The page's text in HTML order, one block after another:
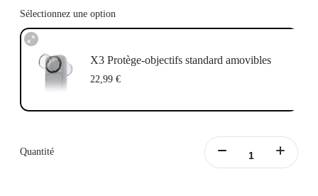
Sélectionnez une option
X3 Protège-objectifs standard amovibles
22,99 €
Quantité